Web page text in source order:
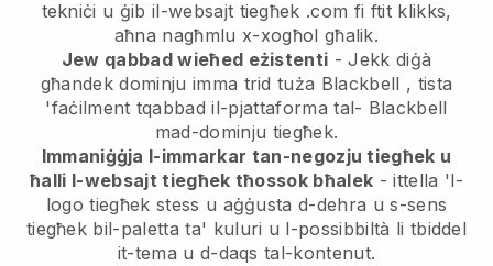
tekniċi u ġib il-websajt tiegħek .com fi ftit klikks,
aħna nagħmlu x-xogħol għalik.
Jew qabbad wieħed eżistenti - Jekk diġà
għandek dominju imma trid tuża Blackbell , tista
'faċilment tqabbad il-pjattaforma tal- Blackbell
mad-dominju tiegħek.
Immaniġġja l-immarkar tan-negozju tiegħek u
ħalli l-websajt tiegħek tħossok bħalek - ittella 'l-
logo tiegħek stess u aġġusta d-dehra u s-sens
tiegħek bil-paletta ta' kuluri u l-possibbiltà li tbiddel
it-tema u d-daqs tal-kontenut.